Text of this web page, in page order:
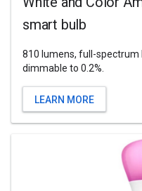
smart bulb
810 lumens, full-spectrum
dimmable to 0.2%.
LEARN MORE